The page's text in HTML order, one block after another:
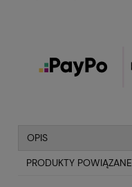
OPIS
PRODUKTY POWIĄZANE